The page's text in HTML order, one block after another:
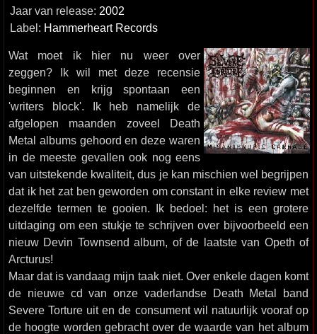
Jaar van release: 2002
Label: Hammerheart Records
Wat moet ik hier nu weer over
zeggen? Ik wil met deze recensie
beginnen en krijg spontaan een
'writers block'. Ik heb namelijk de
afgelopen maanden zoveel Death
Metal albums gehoord en deze waren
in de meeste gevallen ook nog eens
van uitstekende kwaliteit, dus je kan mischien wel begrijpen
dat ik het zat ben geworden om constant in elke review met
dezelfde termen te gooien. Ik bedoel: het is een grotere
uitdaging om een stukje te schrijven over bijvoorbeeld een
nieuw Devin Townsend album, of de laatste van Opeth of
Arcturus!
Maar dat is vandaag mijn taak niet. Over enkele dagen komt
de nieuwe cd van onze vaderlandse Death Metal band
Severe Torture uit en de consument wil natuurlijk vooraf op
de hoogte worden gebracht over de waarde van het album